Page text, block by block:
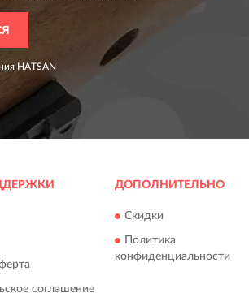
HATSAN
соглашение
ДОПОЛНИТЕЛЬНО
Скидки
Политика
конфиденциальности